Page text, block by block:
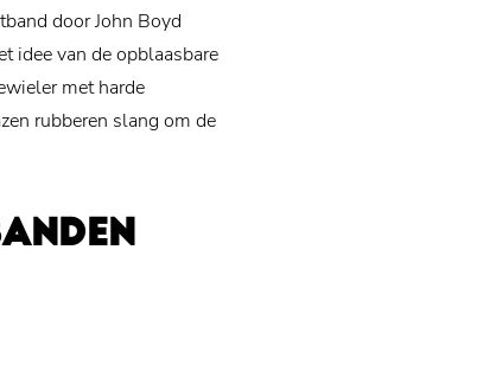
door John Boyd
idee van de opblaasbare
met harde
rubberen slang om de